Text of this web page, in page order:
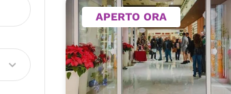
APERTO ORA